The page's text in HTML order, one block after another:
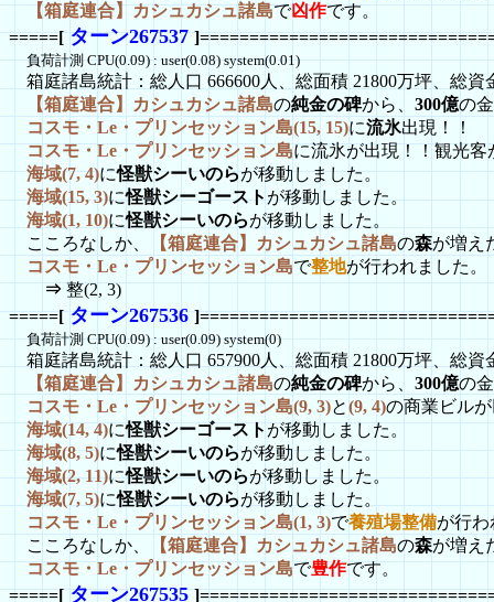
【箱庭連合】カシュカシュ諸島で凶作です。
=====[ターン267537
負荷計測 CPU(0.09) : user(0.08) system(0.01)
箱庭諸島統計：総人口 666600人、総面積 21800万坪、総資
【箱庭連合】カシュカシュ諸島の純金の碑から、 300億の
コスモ・Le・プリンセッション島(15, 15)に流氷出現！！
コスモ・Le・プリンセッション島に流氷が出現！！観光客
海域(7, 4)に怪獣シーいのらが移動しました。
海域(15, 3)に怪獣シーゴーストが移動しました。
海域(1, 10)に怪獣シーいのらが移動しました。
こころなしか、
【箱庭連合】カシュカシュ諸島の森が増え
コスモ・Le・プリンセッション島で整地が行われました。
⇒整(2, 3)
=====[ターン267536
負荷計測 CPU(0.09) : user(0.09) system(0)
箱庭諸島統計：総人口 657900人、総面積 21800万坪、総資
【箱庭連合】カシュカシュ諸島の純金の碑から、 300億の
コスモ・Le・プリンセッション島(9, 3)と(9, 4)の商業ビル
海域(14, 4)に怪獣シーゴーストが移動しました。
海域(8, 5)に怪獣シーいのらが移動しました。
海域(2, 11)に怪獣シーいのらが移動しました。
海域(7, 5)に怪獣シーいのらが移動しました。
コスモ・Le・プリンセッション島(1, 3)で養殖場整備が行
こころなしか、
【箱庭連合】カシュカシュ諸島の森が増え
コスモ・Le・プリンセッション島で豊作です。
=====[ターン267535